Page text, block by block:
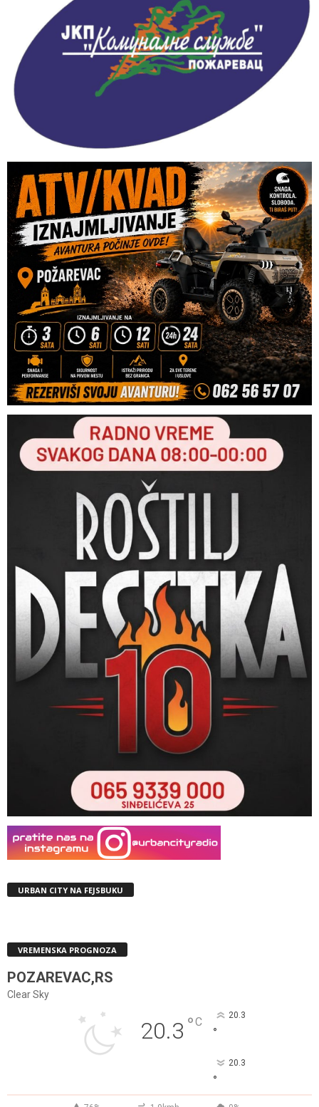
URBAN CITY NA FEJSBUKU
VREMENSKA PROGNOZA
POZAREVAC,RS
Clear Sky
20.3 °C 20.3
°
20.3
°